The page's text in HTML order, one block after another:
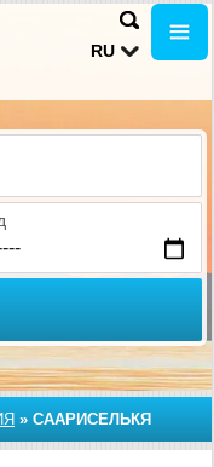
RU
» СААРИСЕЛЬКЯ